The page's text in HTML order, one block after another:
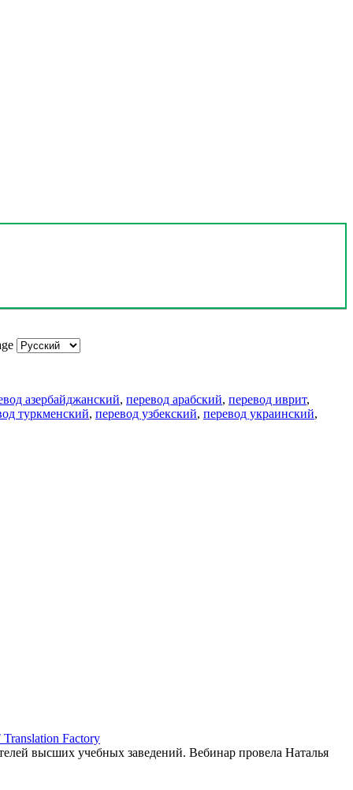
азербайджанский, перевод арабский, перевод иврит,
туркменский, перевод узбекский, перевод украинский,
Factory
высших учебных заведений. Вебинар провела Наталья